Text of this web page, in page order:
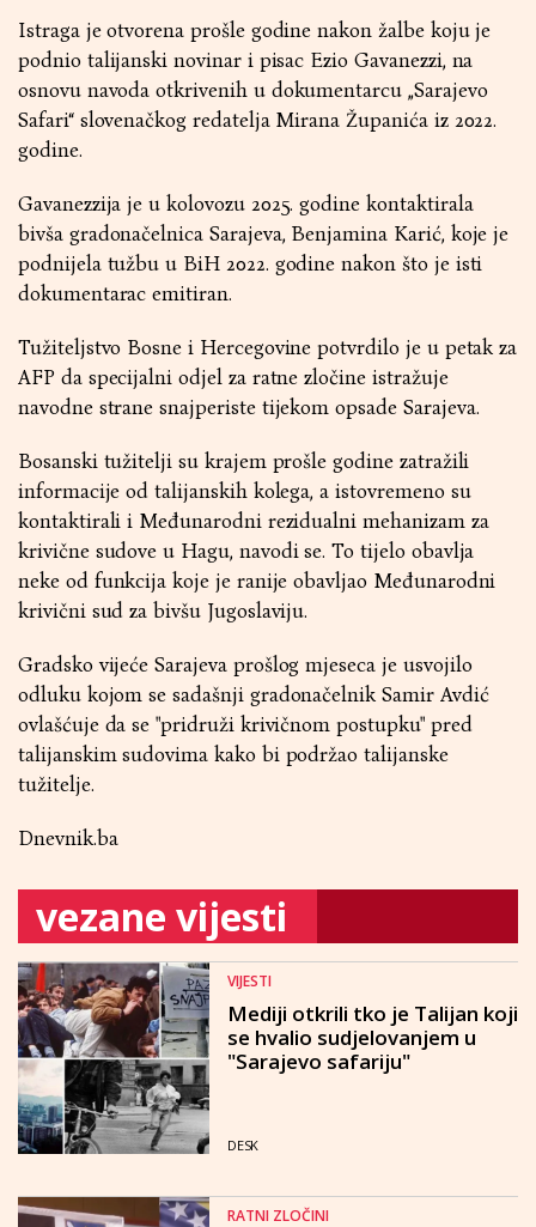
Istraga je otvorena prošle godine nakon žalbe koju je
podnio talijanski novinar i pisac Ezio Gavanezzi, na
osnovu navoda otkrivenih u dokumentarcu „Sarajevo
Safari“ slovenačkog redatelja Mirana Županića iz 2022.
godine.
Gavanezzija je u kolovozu 2025. godine kontaktirala
bivša gradonačelnica Sarajeva, Benjamina Karić, koje je
podnijela tužbu u BiH 2022. godine nakon što je isti
dokumentarac emitiran.
Tužiteljstvo Bosne i Hercegovine potvrdilo je u petak za
AFP da specijalni odjel za ratne zločine istražuje
navodne strane snajperiste tijekom opsade Sarajeva.
Bosanski tužitelji su krajem prošle godine zatražili
informacije od talijanskih kolega, a istovremeno su
kontaktirali i Međunarodni rezidualni mehanizam za
krivične sudove u Hagu, navodi se. To tijelo obavlja
neke od funkcija koje je ranije obavljao Međunarodni
krivični sud za bivšu Jugoslaviju.
Gradsko vijeće Sarajeva prošlog mjeseca je usvojilo
odluku kojom se sadašnji gradonačelnik Samir Avdić
ovlašćuje da se "pridruži krivičnom postupku" pred
talijanskim sudovima kako bi podržao talijanske
tužitelje.
Dnevnik.ba
vezane vijesti
VIJESTI
Mediji otkrili tko je Talijan koji
se hvalio sudjelovanjem u
"Sarajevo safariju"
DESK
RATNI ZLOČINI